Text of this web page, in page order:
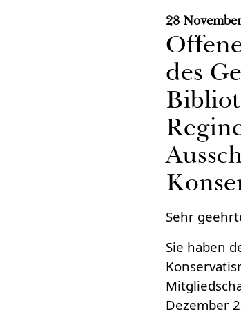
28
des
Sehr
Sie haben
Dezember